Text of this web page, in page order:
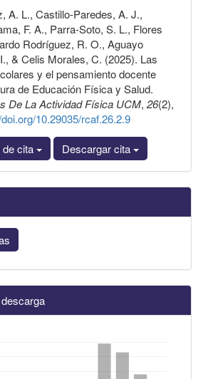
A. L., Castillo-Paredes, A. J.,
F. A., Parra-Soto, S. L., Flores
Rodríguez, R. O., Aguayo
& Celis Morales, C. (2025). Las
y el pensamiento docente
de Educación Física y Salud.
De La Actividad Física UCM, 26(2),
10.29035/rcaf.26.2.9
cita
Descargar cita